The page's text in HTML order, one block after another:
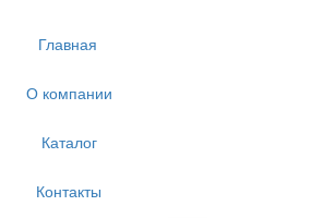
Главная
О компании
Каталог
Контакты